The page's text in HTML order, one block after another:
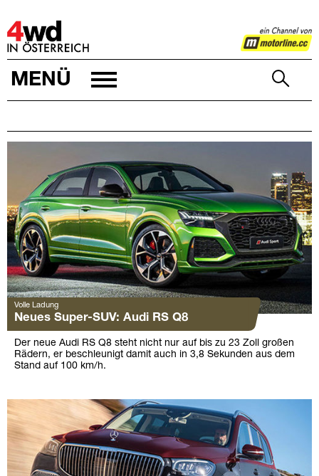
4WD
MENÜ
Volle Ladung
Neues Super-SUV: Audi RS Q8
Der neue Audi RS Q8 steht nicht nur auf bis zu 23 Zoll großen
Rädern, er beschleunigt damit auch in 3,8 Sekunden aus dem
Stand auf 100 km/h.